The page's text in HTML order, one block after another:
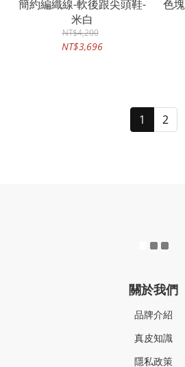
簡約編織線-軟後跟尖頭鞋-
米白
NT$4,200
NT$3,696
色
1 2
關於我們
品牌介紹
真皮知識
隱私政策